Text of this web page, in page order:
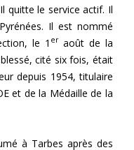
quitte le service actif. Il
Il est nommé
le 1 eraoût de la
cité six fois, était
depuis 1954, titulaire
et de la Médaille de la
à Tarbes après des